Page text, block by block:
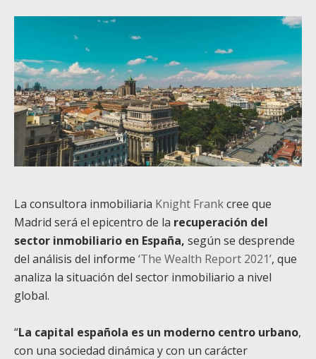
La consultora inmobiliaria Knight Frankcree que
Madrid será el epicentro de la recuperación del
sector inmobiliario en España, según se desprende
del análisis del informe ‘The Wealth Report 2021’, que
analiza la situación del sector inmobiliario a nivel
global.
“La capital española es un moderno centro urbano,
con una sociedad dinámica y con un carácter